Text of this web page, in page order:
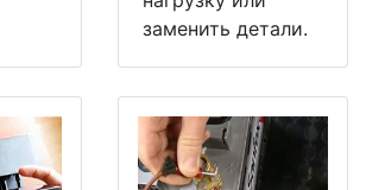
заменить детали.